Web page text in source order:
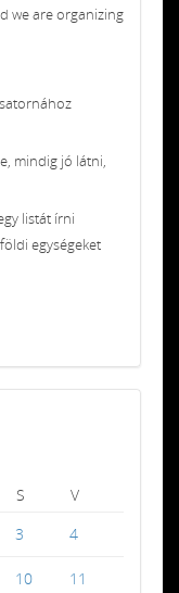
we are organizing
mindig jó látni,
listát írni
egységeket
S
V
3 4
10 11